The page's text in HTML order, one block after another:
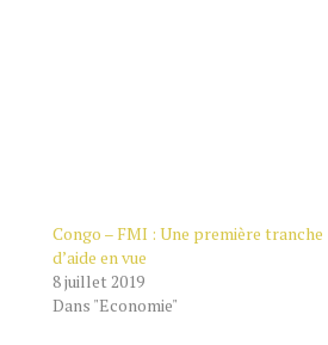
Congo – FMI : Une première tranche
d’aide en vue
8 juillet 2019
Dans "Economie"